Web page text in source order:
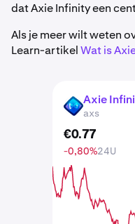
dat Axie Infinity een
Als je meer wilt weten
Learn-artikelWat is
AXS Axie
axs
€0.77
-0,80%24U